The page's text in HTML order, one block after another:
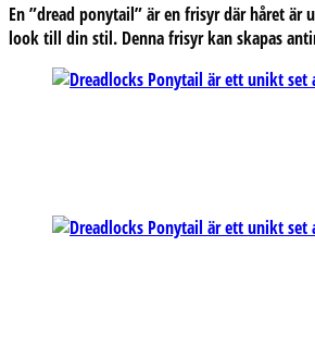
En ”dread ponytail” är en frisyr där håret
look till din stil. Denna frisyr kan skapas